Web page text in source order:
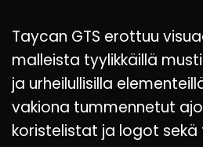
Taycan GTS erottuu
malleista tyylikkäillä
ja urheilullisilla
vakiona tummennetut
koristelistat ja logot